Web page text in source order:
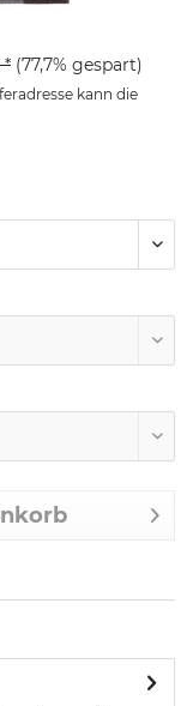
* (77,7% gespart)
kann die